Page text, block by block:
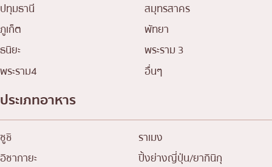
ปทุมธานี
สมุทรสาคร
ภูเก็ต
พัทยา
ธนิยะ
พระราม 3
พระราม4
อื่นๆ
ประเภทอาหาร
ซูชิ
ราเมง
อิซากายะ
ปิ้งย่างญี่ปุ่น/ยากินิกุ